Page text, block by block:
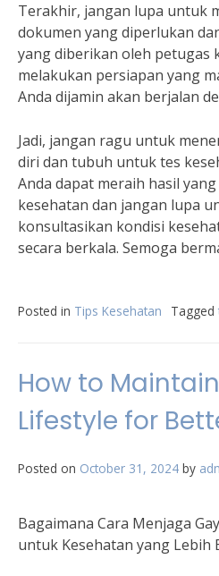
Terakhir, jangan lupa untuk
dokumen yang diperlukan
yang diberikan oleh petugas
melakukan persiapan yang
Anda dijamin akan berjalan
Jadi, jangan ragu untuk
diri dan tubuh untuk tes
Anda dapat meraih hasil
kesehatan dan jangan lupa
konsultasikan kondisi
secara berkala. Semoga
Posted in Tips Kesehatan Tagged
How to
Lifestyle for
Posted on October 31, 2024 by
Bagaimana Cara Menjaga
untuk Kesehatan yang Lebih